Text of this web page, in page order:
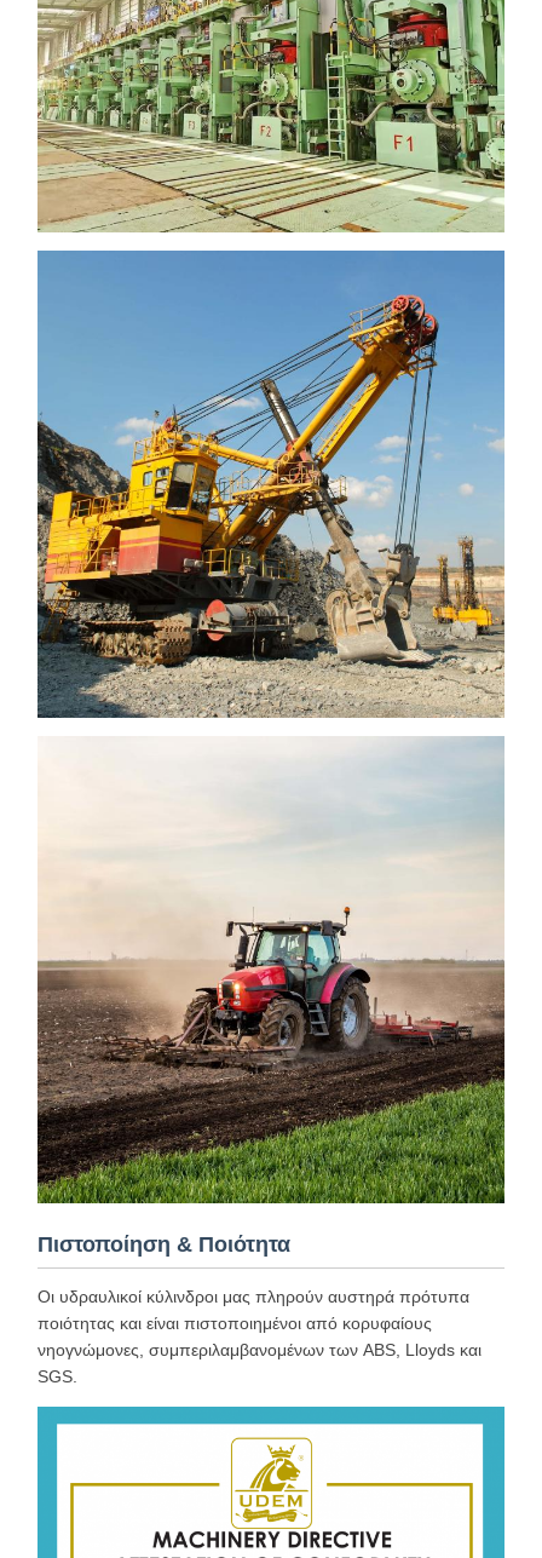
Πιστοποίηση & Ποιότητα
Οι υδραυλικοί κύλινδροι μας πληρούν αυστηρά πρότυπα
ποιότητας και είναι πιστοποιημένοι από κορυφαίους
νηογνώμονες, συμπεριλαμβανομένων των ABS, Lloyds και
SGS.